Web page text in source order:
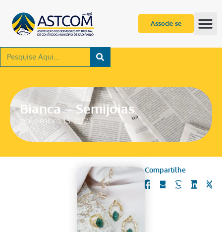
Associe-se
Bianca – Semijoias
novembro 13, 2023
Compartilhe